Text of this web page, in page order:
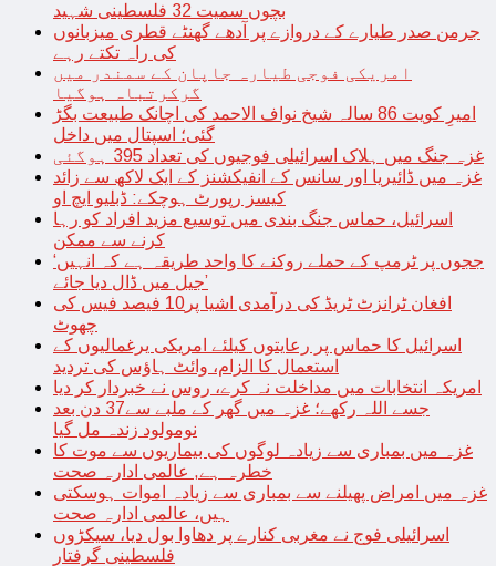
بچوں سمیت 32 فلسطینی شہید
جرمن صدر طیارے کے دروازے پر آدھے گھنٹے قطری میزبانوں
کی راہ تکتے رہے
امریکی فوجی طیارہ جاپان کے سمندر میں
گرکرتباہ ہوگیا
امیرِ کویت 86 سالہ شیخ نواف الاحمد کی اچانک طبیعت بگڑ
گئی؛ اسپتال میں داخل
غزہ جنگ میں ہلاک اسرائیلی فوجیوں کی تعداد 395 ہوگئی
غزہ میں ڈائیریا اور سانس کے انفیکشنز کے ایک لاکھ سے زائد
کیسز رپورٹ ہوچکے: ڈبلیو ایچ او
اسرائیل، حماس جنگ بندی میں توسیع مزید افراد کو رہا
کرنے سے ممکن
‘ججوں پر ٹرمپ کے حملے روکنے کا واحد طریقہ ہے کہ انہیں
جیل میں ڈال دیا جائے’
افغان ٹرانزٹ ٹریڈ کی درآمدی اشیا پر10 فیصد فیس کی
چھوٹ
اسرائیل کا حماس پر رعایتوں کیلئے امریکی یرغمالیوں کے
استعمال کا الزام، وائٹ ہاؤس کی تردید
امریکہ انتخابات میں مداخلت نہ کرے، روس نے خبردار کر دیا
جسے اللہ رکھے؛ غزہ میں گھر کے ملبے سے37 دن بعد
نومولود زندہ مل گیا
غزہ میں بمباری سے زیادہ لوگوں کی بیماریوں سے موت کا
خطرہ ہے, عالمی ادارہ صحت
غزہ میں امراض پھیلنے سے بمباری سے زیادہ اموات ہوسکتی
ہیں، عالمی ادارہ صحت
اسرائیلی فوج نے مغربی کنارے پر دھاوا بول دیا، سیکڑوں
فلسطینی گرفتار